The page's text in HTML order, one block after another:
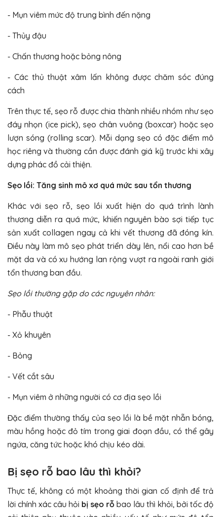
- Mụn viêm mức độ trung bình đến nặng
- Thủy đậu
- Chấn thương hoặc bỏng nông
- Các thủ thuật xâm lấn không được chăm sóc đúng
cách
Trên thực tế, sẹo rỗ được chia thành nhiều nhóm như sẹo
đáy nhọn (ice pick), sẹo chân vuông (boxcar) hoặc sẹo
lượn sóng (rolling scar). Mỗi dạng sẹo có đặc điểm mô
học riêng và thường cần được đánh giá kỹ trước khi xây
dựng phác đồ cải thiện.
Sẹo lồi: Tăng sinh mô xơ quá mức sau tổn thương
Khác với sẹo rỗ, sẹo lồi xuất hiện do quá trình lành
thương diễn ra quá mức, khiến nguyên bào sợi tiếp tục
sản xuất collagen ngay cả khi vết thương đã đóng kín.
Điều này làm mô sẹo phát triển dày lên, nổi cao hơn bề
mặt da và có xu hướng lan rộng vượt ra ngoài ranh giới
tổn thương ban đầu.
Sẹo lồi thường gặp do các nguyên nhân:
- Phẫu thuật
- Xỏ khuyên
- Bỏng
- Vết cắt sâu
- Mụn viêm ở những người có cơ địa sẹo lồi
Đặc điểm thường thấy của sẹo lồi là bề mặt nhẵn bóng,
màu hồng hoặc đỏ tím trong giai đoạn đầu, có thể gây
ngứa, căng tức hoặc khó chịu kéo dài.
Bị sẹo rỗ bao lâu thì khỏi?
Thực tế, không có một khoảng thời gian cố định để trả
lời chính xác câu hỏi bị sẹo rỗbao lâu thì khỏi, bởi tốc độ